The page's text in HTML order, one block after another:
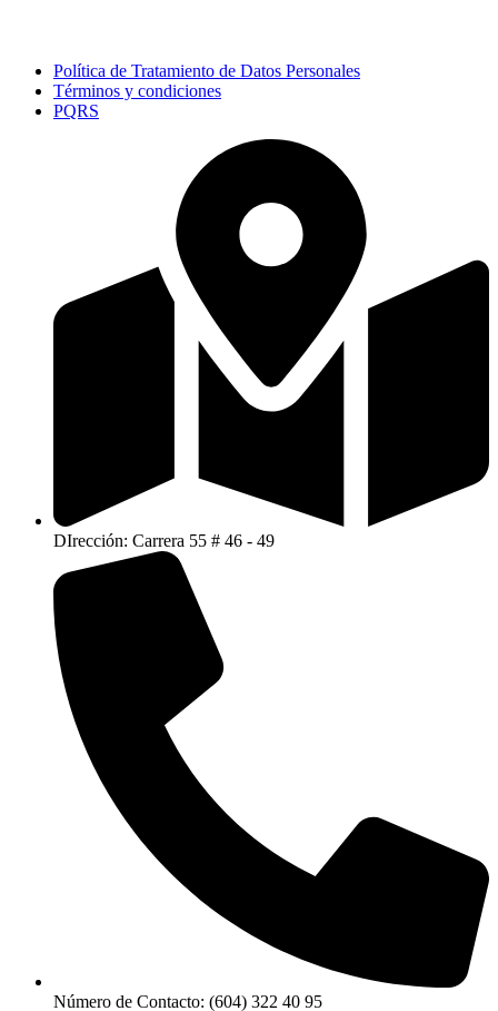
Política de Tratamiento de Datos Personales
Términos y condiciones
PQRS
DIrección: Carrera 55 # 46 - 49
Número de Contacto: (604) 322 40 95